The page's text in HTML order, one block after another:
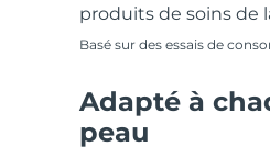
produits de soins de
Basé sur des essais de
Adapté à
peau